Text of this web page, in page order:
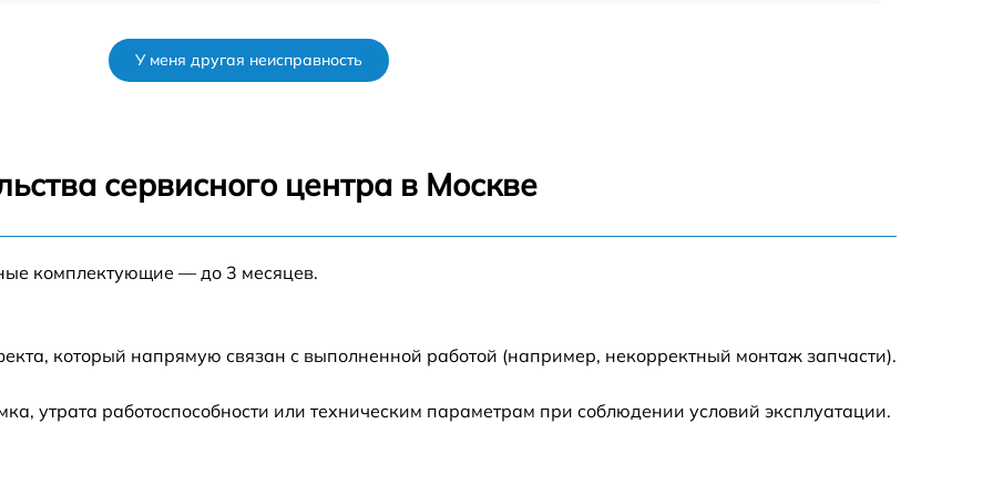
от 60 мин
от 80 мин 2750 р
У меня другая неисправность
сервисного центра в Москве
комплектующие — до 3 месяцев.
который напрямую связан с выполненной работой (например, некорректный монтаж запчасти).
утрата работоспособности или техническим параметрам при соблюдении условий эксплуатации.